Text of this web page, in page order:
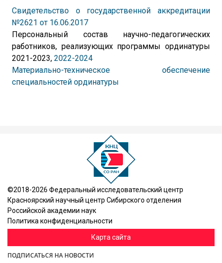
Свидетельство о государственной аккредитации
№2621 от 16.06.2017
Персональный состав научно-педагогических
работников, реализующих программы ординатуры
2021-2023, 2022-2024
Материально-техническое обеспечение
специальностей ординатуры
©2018-2026 Федеральный исследовательский центр
Красноярский научный центр Сибирского отделения
Российской академии наук
Политика конфиденциальности
Карта сайта
ПОДПИСАТЬСЯ НА НОВОСТИ